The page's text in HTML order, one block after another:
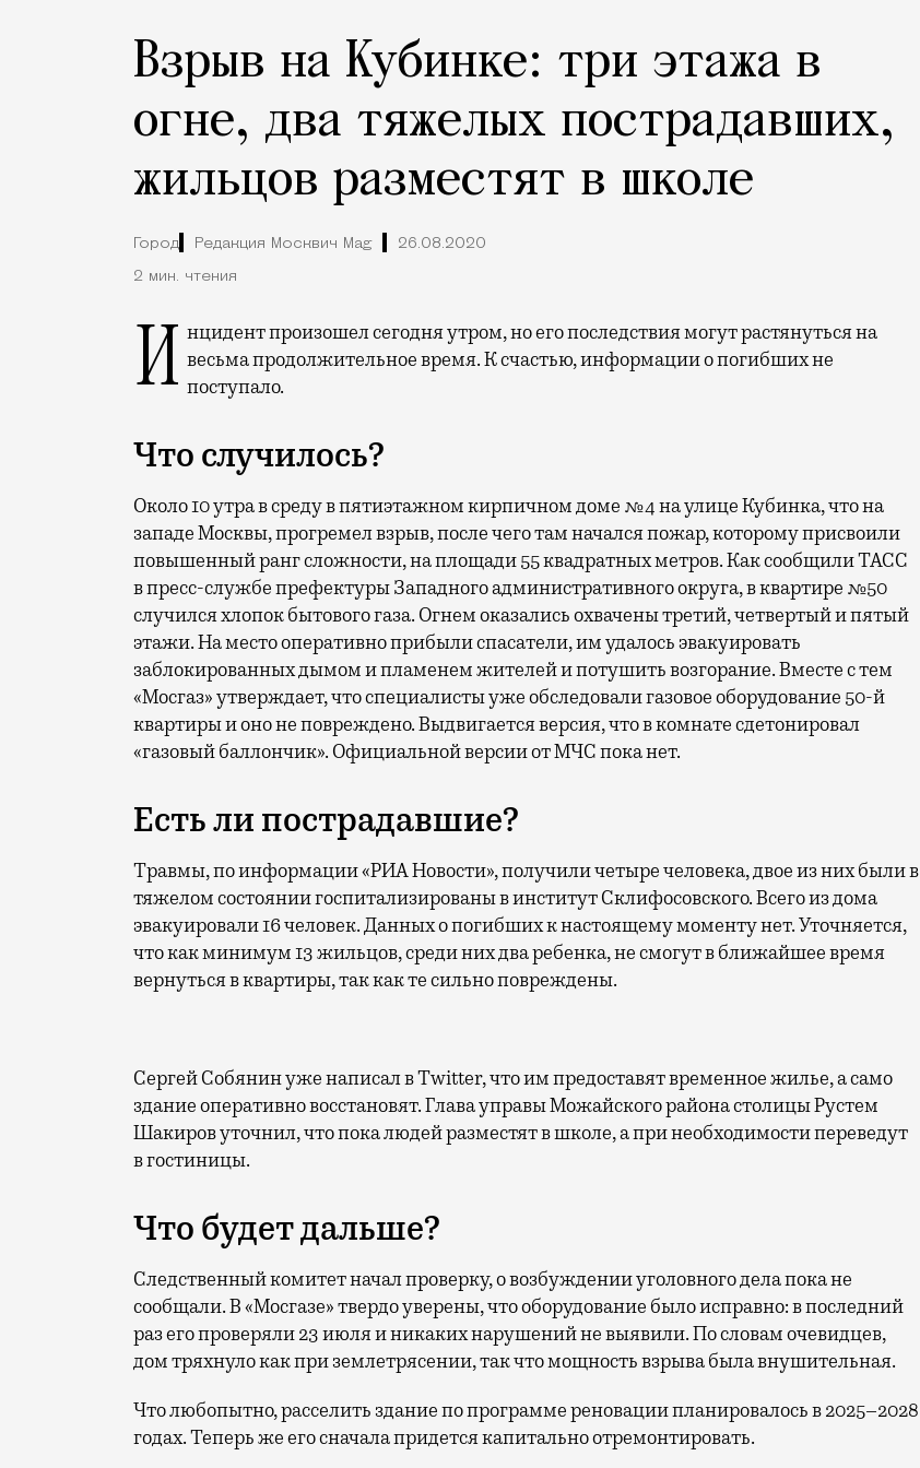
Взрыв на Кубинке: три этажа в
огне, два тяжелых пострадавших,
жильцов разместят в школе
Город Редакция Москвич Mag 26.08.2020
2 мин. чтения
Инцидент произошел сегодня утром, но его последствия могут растянуться на весьма продолжительное время. К счастью, информации о погибших не
поступало.
Что случилось?
Около 10 утра в среду в пятиэтажном кирпичном доме №4 на улице Кубинка, что на
западе Москвы, прогремел взрыв, после чего там начался пожар, которому присвоили
повышенный ранг сложности, на площади 55 квадратных метров. Как сообщили ТАСС
в пресс-службе префектуры Западного административного округа, в квартире №50
случился хлопок бытового газа. Огнем оказались охвачены третий, четвертый и пятый
этажи. На место оперативно прибыли спасатели, им удалось эвакуировать
заблокированных дымом и пламенем жителей и потушить возгорание. Вместе с тем
«Мосгаз» утверждает, что специалисты уже обследовали газовое оборудование 50-й
квартиры и оно не повреждено. Выдвигается версия, что в комнате сдетонировал
«газовый баллончик». Официальной версии от МЧС пока нет.
Есть ли пострадавшие?
Травмы, по информации «РИА Новости», получили четыре человека, двое из них были в
тяжелом состоянии госпитализированы в институт Склифосовского. Всего из дома
эвакуировали 16 человек. Данных о погибших к настоящему моменту нет. Уточняется,
что как минимум 13 жильцов, среди них два ребенка, не смогут в ближайшее время
вернуться в квартиры, так как те сильно повреждены.
Сергей Собянин уже написал в Twitter, что им предоставят временное жилье, а само
здание оперативно восстановят. Глава управы Можайского района столицы Рустем
Шакиров уточнил, что пока людей разместят в школе, а при необходимости переведут
в гостиницы.
Что будет дальше?
Следственный комитет начал проверку, о возбуждении уголовного дела пока не
сообщали. В «Мосгазе» твердо уверены, что оборудование было исправно: в последний
раз его проверяли 23 июля и никаких нарушений не выявили. По словам очевидцев,
дом тряхнуло как при землетрясении, так что мощность взрыва была внушительная.
Что любопытно, расселить здание по программе реновации планировалось в 2025–2028
годах. Теперь же его сначала придется капитально отремонтировать.